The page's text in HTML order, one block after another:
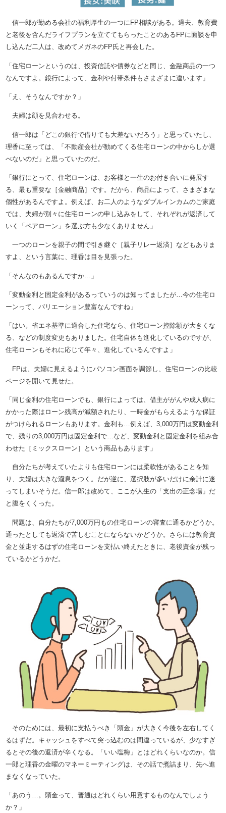
信一郎が勤める会社の福利厚生の一つにFP相談がある。過去、教育費
と老後を含んだライフプランを立ててもらったことのあるFPに面談を申
し込んだ二人は、改めてメガネのFP氏と再会した。
「住宅ローンというのは、投資信託や債券などと同じ、金融商品の一つ
なんですよ。銀行によって、金利や付帯条件もさまざまに違います」
「え、そうなんですか？」
夫婦は顔を見合わせる。
信一郎は「どこの銀行で借りても大差ないだろう」と思っていたし、
理香に至っては、「不動産会社が勧めてくる住宅ローンの中からしか選
べないのだ」と思っていたのだ。
「銀行にとって、住宅ローンは、お客様と一生のお付き合いに発展す
る、最も重要な［金融商品］です。だから、商品によって、さまざまな
個性があるんですよ。例えば、お二人のようなダブルインカムのご家庭
では、夫婦が別々に住宅ローンの申し込みをして、それぞれが返済して
いく「ペアローン」を選ぶ方も少なくありません」
一つのローンを親子の間で引き継ぐ［親子リレー返済］などもありま
すよ、という言葉に、理香は目を見張った。
「そんなのもあるんですか…」
「変動金利と固定金利があるっていうのは知ってましたが…今の住宅ロ
ーンって、バリエーション豊富なんですね」
「はい。省エネ基準に適合した住宅なら、住宅ローン控除額が大きくな
る、などの制度変更もありました。住宅自体も進化しているのですが、
住宅ローンもそれに応じて年々、進化しているんですよ」
FPは、夫婦に見えるようにパソコン画面を調節し、住宅ローンの比較
ページを開いて見せた。
「同じ金利の住宅ローンでも、銀行によっては、借主ががんや成人病に
かかった際はローン残高が減額されたり、一時金がもらえるような保証
がつけられるローンもあります。金利も…例えば、3,000万円は変動金利
で、残りの3,000万円は固定金利で…など、変動金利と固定金利を組み合
わせた［ミックスローン］という商品もあります」
自分たちが考えていたよりも住宅ローンには柔軟性があることを知
り、夫婦は大きな溜息をつく。だが逆に、選択肢が多いだけに余計に迷
ってしまいそうだ。信一郎は改めて、ここが人生の「支出の正念場」だ
と腹をくくった。
問題は、自分たちが7,000万円もの住宅ローンの審査に通るかどうか。
通ったとしても返済で苦しむことにならないかどうか。さらには教育資
金と並走するはずの住宅ローンを支払い終えたときに、老後資金が残っ
ているかどうかだ。
そのためには、最初に支払うべき「頭金」が大きく今後を左右してく
るはずだ。キャッシュをすべて突っ込むのは間違っているが、少なすぎ
るとその後の返済が辛くなる。「いい塩梅」とはどれくらいなのか。信
一郎と理香の金曜のマネーミーティングは、その話で煮詰まり、先へ進
まなくなっていた。
「あのう…。頭金って、普通はどれくらい用意するものなんでしょう
か？」